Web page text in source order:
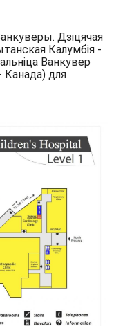
Дзіцячая
Калумбія -
Ванкувер
Канада) для